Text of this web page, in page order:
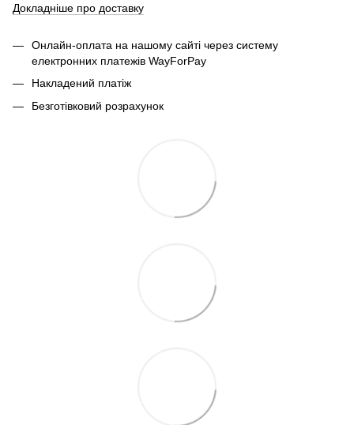
Докладніше про доставку
Онлайн-оплата на нашому сайті через систему
електронних платежів WayForPay
Накладений платіж
Безготівковий розрахунок